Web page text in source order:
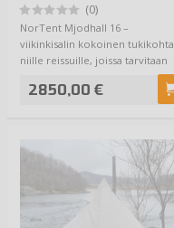
(0)
NorTent Mjodhall 16 –
viikinkisalin kokoinen tukikohta
niille reissuille, joissa tarvitaan
2850,00 €